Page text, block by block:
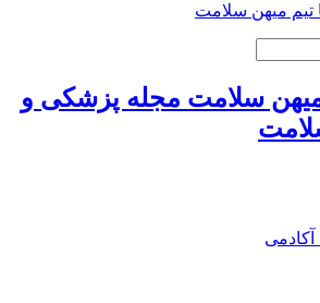
تیم میهن سلامت
سلامت مجله پزشکی و
آکادمی